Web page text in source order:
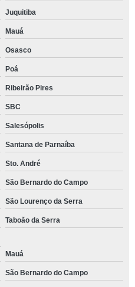
Juquitiba
Mauá
Osasco
Poá
Ribeirão Pires
SBC
Salesópolis
Santana de Parnaíba
Sto. André
São Bernardo do Campo
São Lourenço da Serra
Taboão da Serra
Mauá
São Bernardo do Campo